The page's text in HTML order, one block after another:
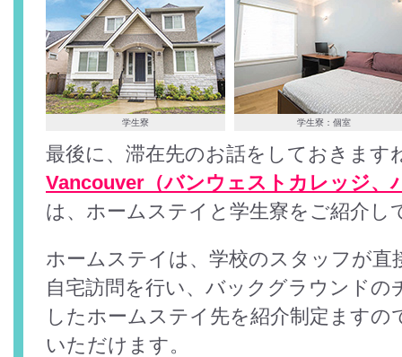
学生寮 学生寮：個室
最後に、滞在先のお話をしておきます
Vancouver（バンウェストカレッジ、
は、ホームステイと学生寮をご紹介し
ホームステイは、学校のスタッフが直
自宅訪問を行い、バックグラウンドの
したホームステイ先を紹介制定ますの
いただけます。